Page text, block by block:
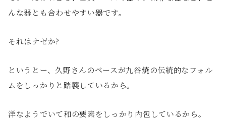
んな器とも合わせやすい器です。
それはナゼか?
というとー、久野さんのベースが九谷焼の伝統的なフォル
ムをしっかりと踏襲しているから。
洋なようでいて和の要素をしっかり内包しているから。